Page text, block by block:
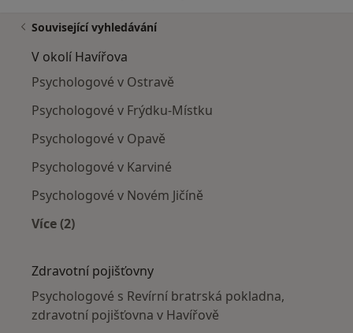
Související vyhledávání
V okolí Havířova
Psychologové v Ostravě
Psychologové v Frýdku-Místku
Psychologové v Opavě
Psychologové v Karviné
Psychologové v Novém Jičíně
Více (2)
Zdravotní pojišťovny
Psychologové s Revírní bratrská pokladna,
zdravotní pojišťovna v Havířově